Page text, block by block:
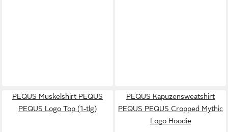
PEQUS Muskelshirt PEQUS
PEQUS Logo Top (1-tlg)
PEQUS Kapuzensweatshirt
PEQUS PEQUS Cropped Mythic
Logo Hoodie